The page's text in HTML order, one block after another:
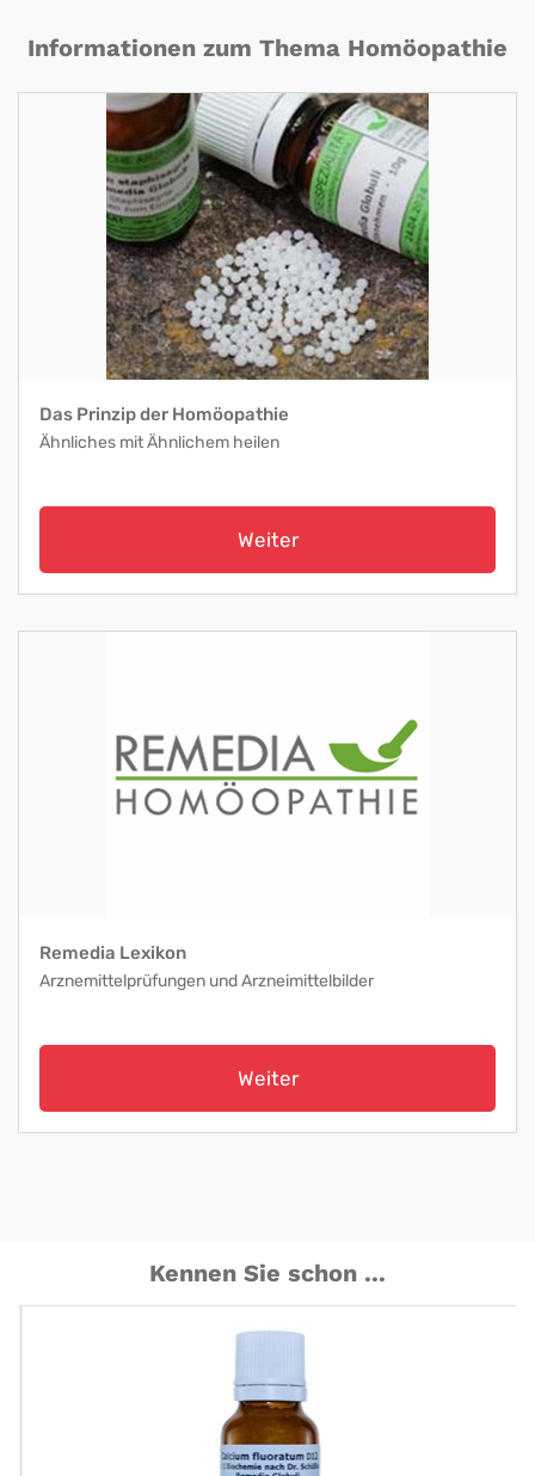
Informationen zum Thema Homöopathie
Das Prinzip der Homöopathie
Ähnliches mit Ähnlichem heilen
Weiter
Remedia Lexikon
Arznemittelprüfungen und Arzneimittelbilder
Weiter
Kennen Sie schon ...